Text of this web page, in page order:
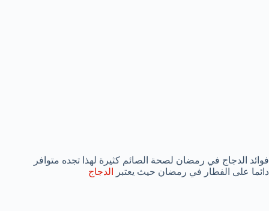
فوائد الدجاج في رمضان لصحة الصائم كثيرة لهذا تجده متوافر
دائما على الفطار في رمضان حيث يعتبر
الدجاج